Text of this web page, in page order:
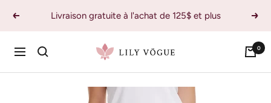
PrécédentLivraison gratuite à l'achat de 125$ et plus
Navigation
Lily
0